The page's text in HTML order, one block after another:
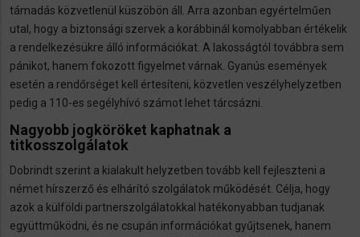
támadás közvetlenül küszöbön áll. Arra azonban egyértelműen
utal, hogy a biztonsági szervek a korábbinál komolyabban értékelik
a rendelkezésükre álló információkat. A lakosságtól továbbra sem
pánikot, hanem fokozott figyelmet várnak. Gyanús események
esetén a rendőrséget kell értesíteni, közvetlen veszélyhelyzetben
pedig a 110-es segélyhívó számot lehet tárcsázni.
Nagyobb jogköröket kaphatnak a
titkosszolgálatok
Dobrindt szerint a kialakult helyzetben tovább kell fejleszteni a
német hírszerző és elhárító szolgálatok működését. Célja, hogy
azok a külföldi partnerszolgálatokkal hatékonyabban tudjanak
együttműködni, és ne csupán információkat gyűjtsenek, hanem